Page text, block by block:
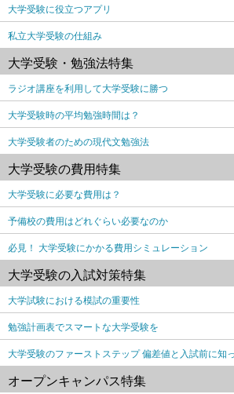
大学受験に役立つアプリ
私立大学受験の仕組み
大学受験・勉強法特集
ラジオ講座を利用して大学受験に勝つ
大学受験時の平均勉強時間は？
大学受験者のための現代文勉強法
大学受験の費用特集
大学受験に必要な費用は？
予備校の費用はどれぐらい必要なのか
必見！ 大学受験にかかる費用シミュレーション
大学受験の入試対策特集
大学試験における模試の重要性
勉強計画表でスマートな大学受験を
大学受験のファーストステップ 偏差値と入試前に知
オープンキャンパス特集